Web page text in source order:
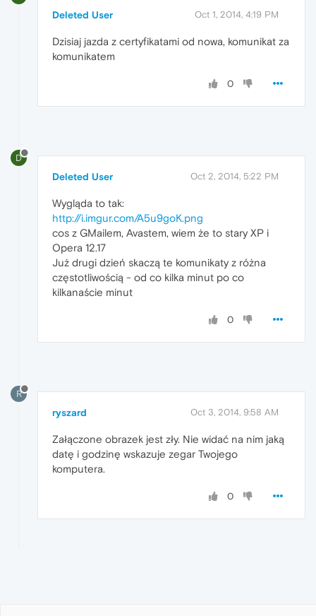
Deleted User Oct 1, 2014, 4:19 PM
Dzisiaj jazda z certyfikatami od nowa, komunikat za
komunikatem
0
D
Deleted User Oct 2, 2014, 5:22 PM
Wygląda to tak:
http://i.imgur.com/A5u9goK.png
cos z GMailem, Avastem, wiem że to stary XP i
Opera 12.17
Już drugi dzień skaczą te komunikaty z różna
częstotliwością - od co kilka minut po co
kilkanaście minut
0
R
ryszard Oct 3, 2014, 9:58 AM
Załączone obrazek jest zły. Nie widać na nim jaką
datę i godzinę wskazuje zegar Twojego
komputera.
0